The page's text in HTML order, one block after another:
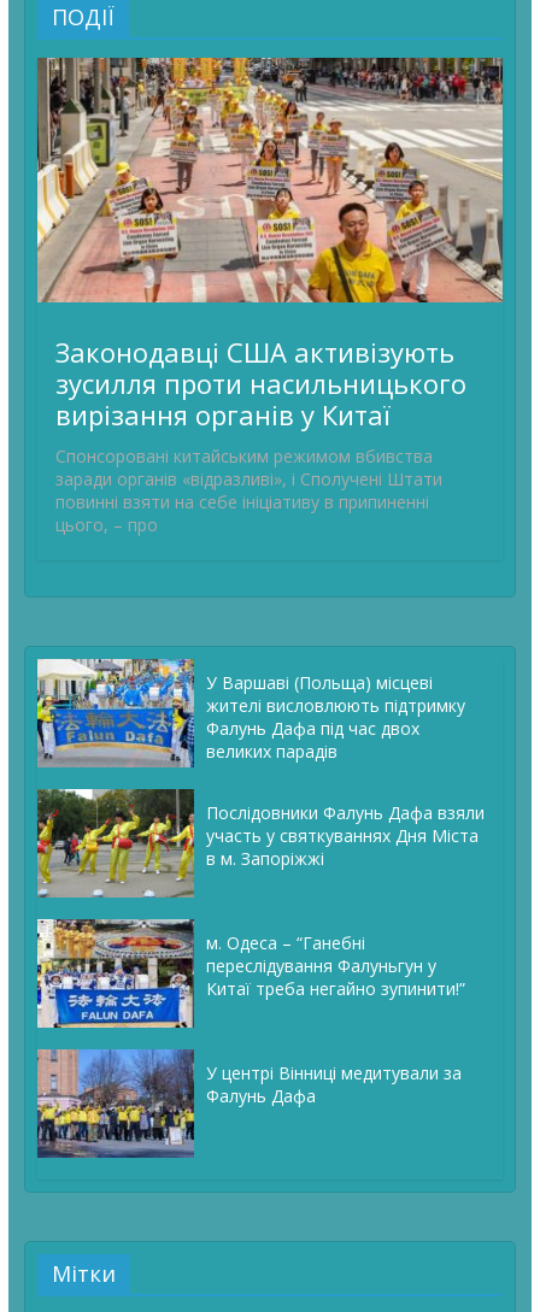
ПОДІЇ
Законодавці США активізують
зусилля проти насильницького
вирізання органів у Китаї
Спонсоровані китайським режимом вбивства
заради органів «відразливі», і Сполучені Штати
повинні взяти на себе ініціативу в припиненні
цього, – про
У Варшаві (Польща) місцеві
жителі висловлюють підтримку
Фалунь Дафа під час двох
великих парадів
Послідовники Фалунь Дафа взяли
участь у святкуваннях Дня Міста
в м. Запоріжжі
м. Одеса – “Ганебні
переслідування Фалуньгун у
Китаї треба негайно зупинити!”
У центрі Вінниці медитували за
Фалунь Дафа
Мітки